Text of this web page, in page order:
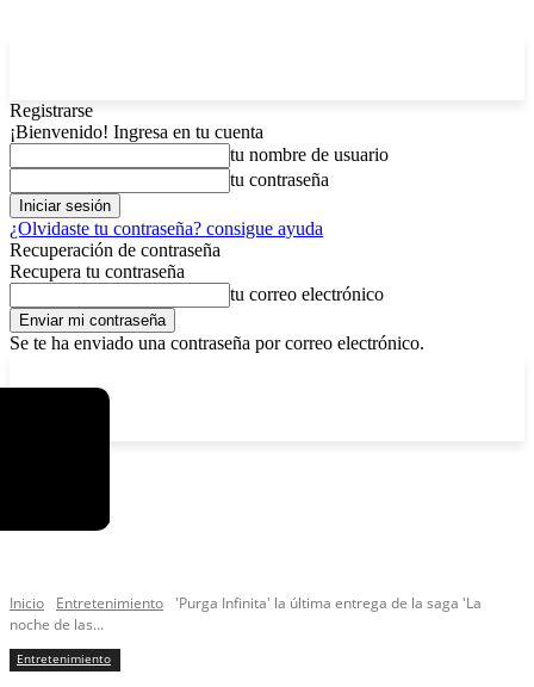
Registrarse
¡Bienvenido! Ingresa en tu cuenta
tu nombre de usuario
tu contraseña
¿Olvidaste tu contraseña? consigue ayuda
Recuperación de contraseña
Recupera tu contraseña
tu correo electrónico
Se te ha enviado una contraseña por correo electrónico.
Inicio Entretenimiento 'Purga Infinita' la última entrega de la saga 'La
noche de las...
Entretenimiento